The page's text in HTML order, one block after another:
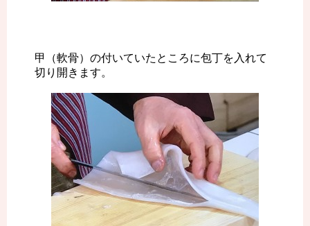
甲（軟骨）の付いていたところに包丁を入れて
切り開きます。